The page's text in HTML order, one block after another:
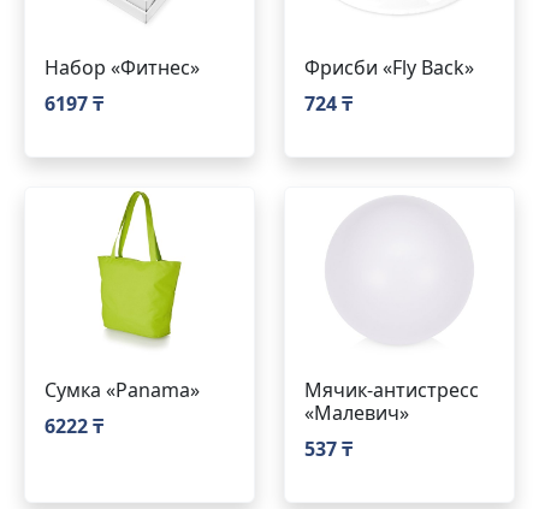
Набор «Фитнес»
6197 ₸
Фрисби «Fly Back»
724 ₸
Сумка «Panama»
6222 ₸
Мячик-антистресс
«Малевич»
537 ₸